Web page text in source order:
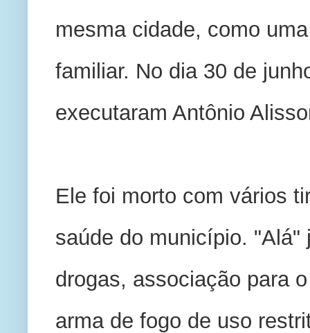
mesma cidade, como
familiar. No dia 30 de
executaram Antônio
Ele foi morto com vários
saúde do município. "Alá"
drogas, associação para
arma de fogo de uso